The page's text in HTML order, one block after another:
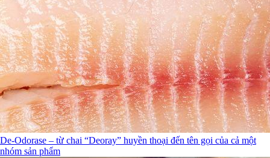
De-Odorase – từ chai “Deoray” huyền thoại đến tên gọi của cả một
nhóm sản phẩm